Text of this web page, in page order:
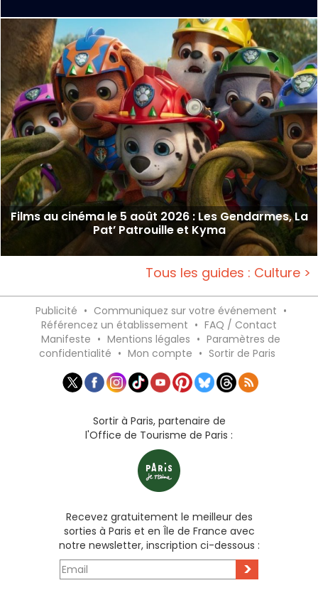
Films au cinéma le 5 août 2026 : Les Gendarmes, La
Pat’ Patrouille et Kyma
Tous les guides : Culture >
Publicité • Communiquez sur votre événement •
Référencez un établissement • FAQ / Contact
Manifeste • Mentions légales • Paramètres de
confidentialité • Mon compte • Sortir de Paris
Sortir à Paris, partenaire de
l'Office de Tourisme de Paris :
Recevez gratuitement le meilleur des
sorties à Paris et en Île de France avec
notre newsletter, inscription ci-dessous :
>